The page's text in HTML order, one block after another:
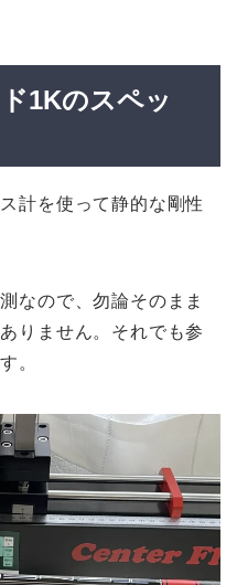
1Kのスペッ
計を使って静的な剛性
なので、勿論そのまま
りません。それでも参
。